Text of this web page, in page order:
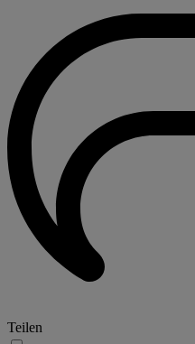
Teilen